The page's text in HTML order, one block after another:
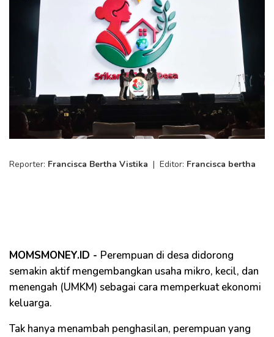
Reporter: Francisca Bertha Vistika | Editor: Francisca bertha
MOMSMONEY.ID - Perempuan di desa didorong
semakin aktif mengembangkan usaha mikro, kecil, dan
menengah (UMKM) sebagai cara memperkuat ekonomi
keluarga.
Tak hanya menambah penghasilan, perempuan yang